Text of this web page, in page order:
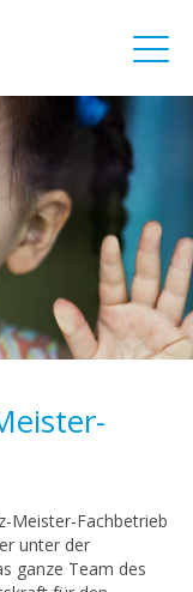
Meister-Fachbetrieb
unter der
ganze Team des